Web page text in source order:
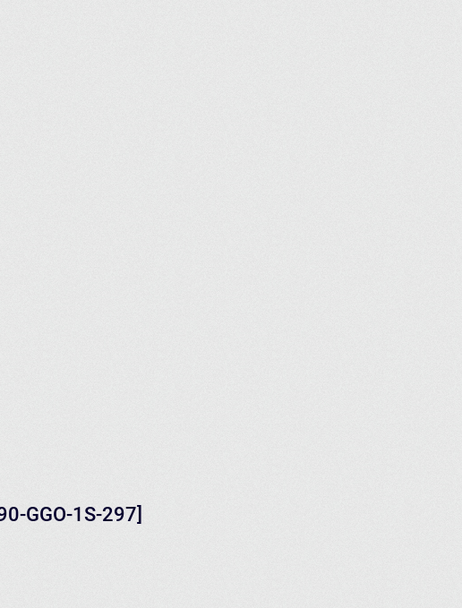
GGO-1S-297]